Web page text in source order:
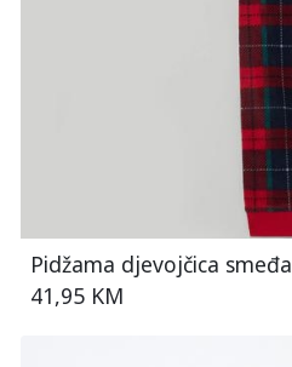
Pidžama djevojčica smeđa
41,95 KM